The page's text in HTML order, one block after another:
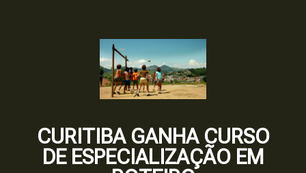
CURITIBA GANHA CURSO
DE ESPECIALIZAÇÃO EM